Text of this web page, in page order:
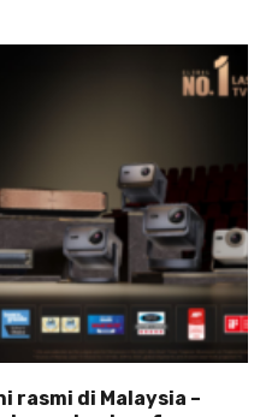
rasmi di Malaysia –